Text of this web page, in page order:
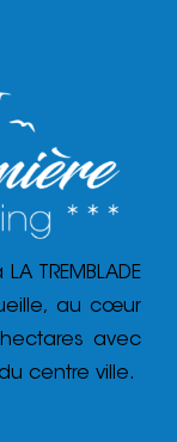
TREMBLADE
au cœur
avec
centre ville.